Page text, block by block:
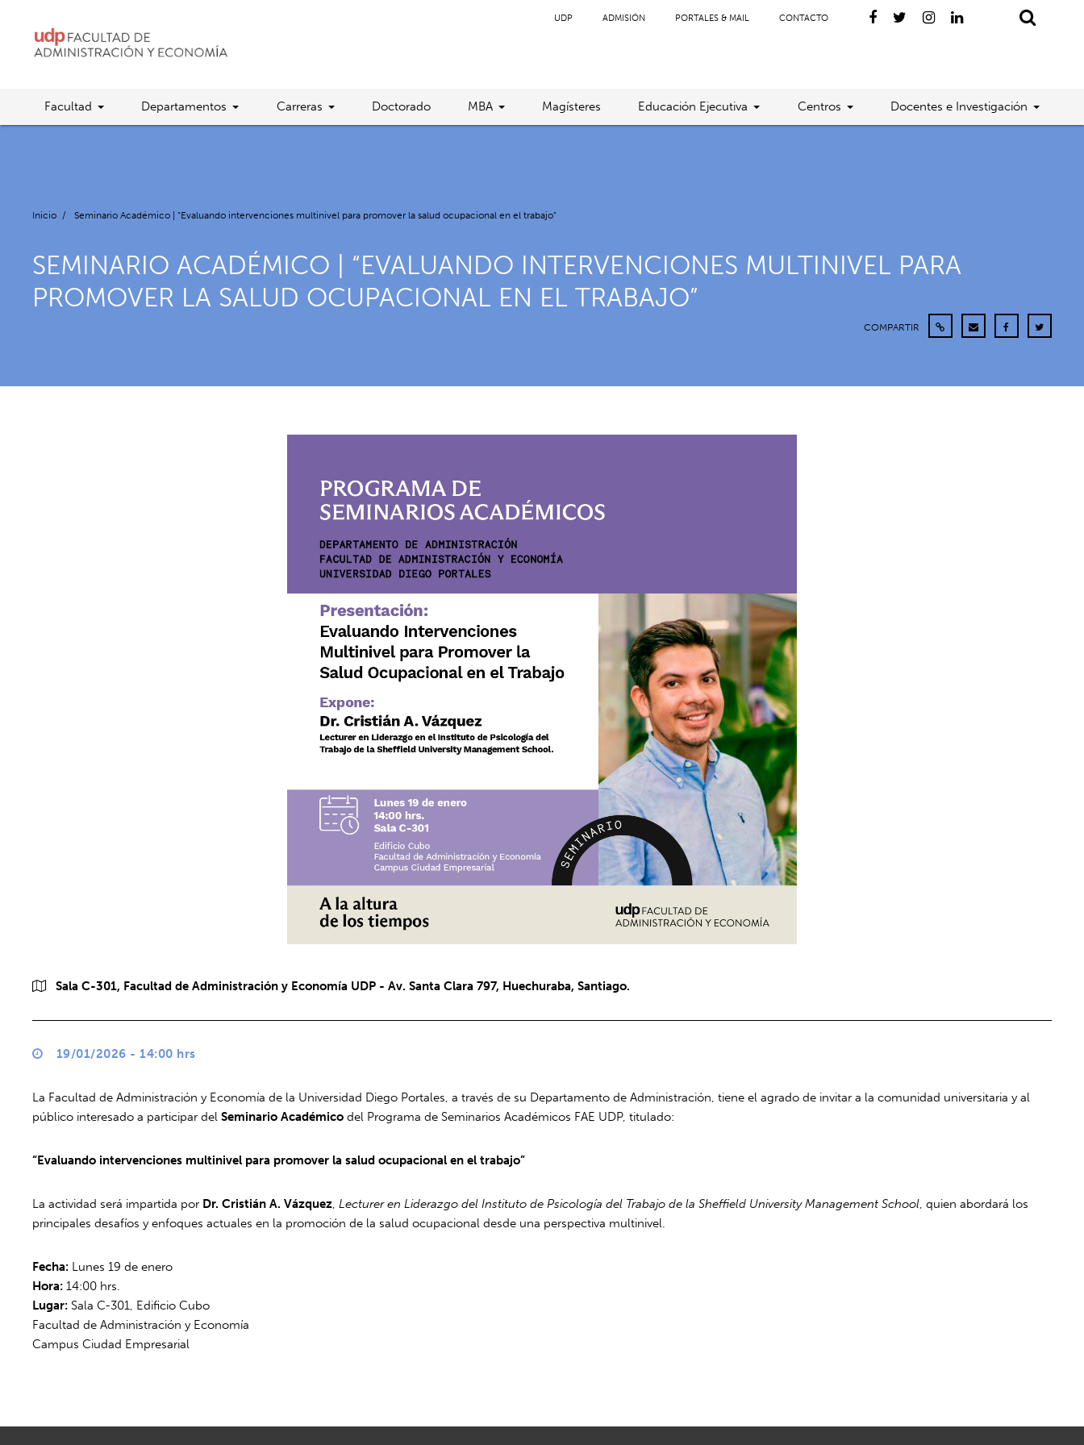
UDP ADMISIÓN PORTALES & MAIL CONTACTO
Facultad Departamentos Carreras Doctorado MBA Magísteres Educación Ejecutiva Centros Docentes e Investigación
Inicio / Seminario Académico | “Evaluando intervenciones multinivel para promover la salud ocupacional en el trabajo”
SEMINARIO ACADÉMICO | “EVALUANDO INTERVENCIONES MULTINIVEL PARA
PROMOVER LA SALUD OCUPACIONAL EN EL TRABAJO”
COMPARTIR
Sala C-301, Facultad de Administración y Economía UDP - Av. Santa Clara 797, Huechuraba, Santiago.
19/01/2026 - 14:00 hrs
La Facultad de Administración y Economía de la Universidad Diego Portales, a través de su Departamento de Administración, tiene el agrado de invitar a la comunidad universitaria y al
público interesado a participar delSeminario Académico del Programa de Seminarios Académicos FAE UDP, titulado:
“Evaluando intervenciones multinivel para promover la salud ocupacional en el trabajo”
La actividad será impartida por Dr. Cristián A. Vázquez,Lecturer en Liderazgo del Instituto de Psicología del Trabajo de la Sheffield University Management School, quien abordará los
principales desafíos y enfoques actuales en la promoción de la salud ocupacional desde una perspectiva multinivel.
Fecha: Lunes 19 de enero
Hora: 14:00 hrs.
Lugar: Sala C-301, Edificio Cubo
Facultad de Administración y Economía
Campus Ciudad Empresarial